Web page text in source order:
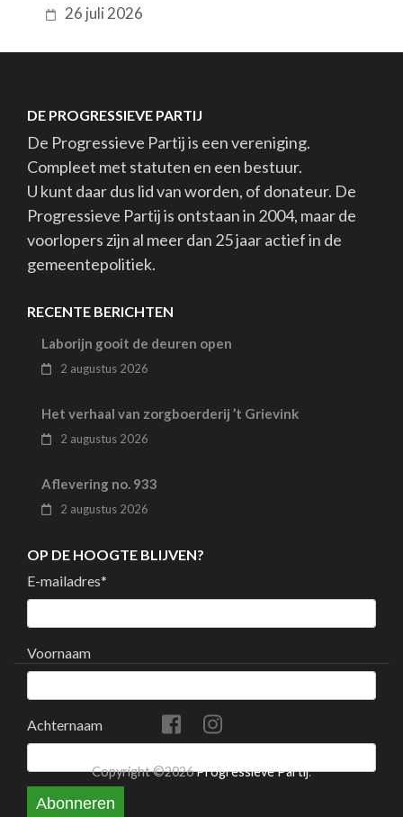
26 juli 2026
DE PROGRESSIEVE PARTIJ
De Progressieve Partij is een vereniging.
Compleet met statuten en een bestuur.
U kunt daar dus lid van worden, of donateur. De
Progressieve Partij is ontstaan in 2004, maar de
voorlopers zijn al meer dan 25 jaar actief in de
gemeentepolitiek.
RECENTE BERICHTEN
Laborijn gooit de deuren open
2 augustus 2026
Het verhaal van zorgboerderij ’t Grievink
2 augustus 2026
Aflevering no. 933
2 augustus 2026
OP DE HOOGTE BLIJVEN?
E-mailadres*
Voornaam
Achternaam
Abonneren
Copyright ©2026Progressieve Partij.